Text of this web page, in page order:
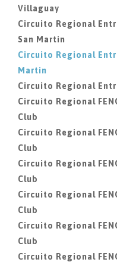
Villaguay
Circuito Regional
San Martin
Circuito Regional
Martin
Circuito Regional
Circuito Regional
Club
Circuito Regional
Club
Circuito Regional
Club
Circuito Regional
Club
Circuito Regional
Club
Circuito Regional